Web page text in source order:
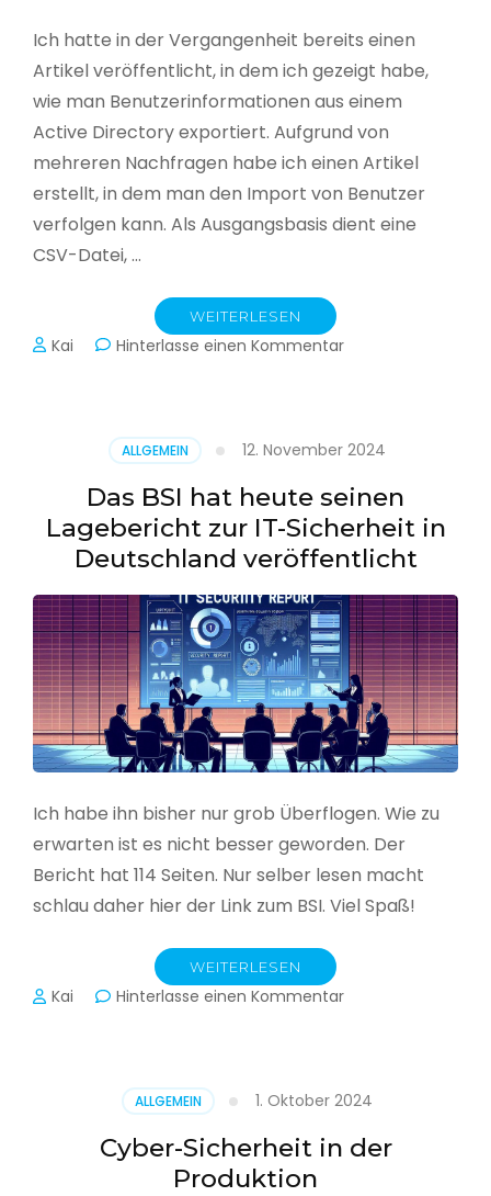
Ich hatte in der Vergangenheit bereits einen
Artikel veröffentlicht, in dem ich gezeigt habe,
wie man Benutzerinformationen aus einem
Active Directory exportiert. Aufgrund von
mehreren Nachfragen habe ich einen Artikel
erstellt, in dem man den Import von Benutzer
verfolgen kann. Als Ausgangsbasis dient eine
CSV-Datei, …
WEITERLESEN
Kai Hinterlasse einen Kommentarzu
aus
CSV
erstellen
ALLGEMEIN 12. November 2024
Das BSI hat heute seinen
Lagebericht zur IT-Sicherheit in
Deutschland veröffentlicht
Ich habe ihn bisher nur grob Überflogen. Wie zu
erwarten ist es nicht besser geworden. Der
Bericht hat 114 Seiten. Nur selber lesen macht
schlau daher hier der Link zum BSI. Viel Spaß!
WEITERLESEN
Kai Hinterlasse einen Kommentarzu
seinen
Lagebericht
zur
ALLGEMEIN 1. Oktober 2024
Cyber-Sicherheit in der
Produktion